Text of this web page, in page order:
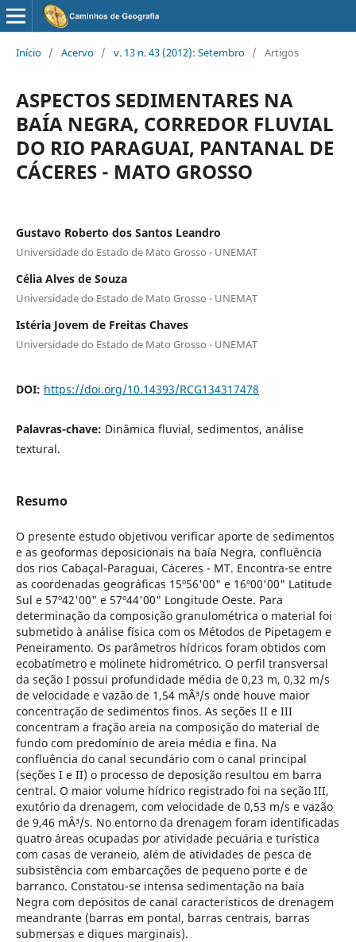
Início / Acervo / v. 13 n. 43 (2012): Setembro / Artigos
ASPECTOS SEDIMENTARES NA
BAÍA NEGRA, CORREDOR FLUVIAL
DO RIO PARAGUAI, PANTANAL DE
CÁCERES - MATO GROSSO
Gustavo Roberto dos Santos Leandro
Universidade do Estado de Mato Grosso - UNEMAT
Célia Alves de Souza
Universidade do Estado de Mato Grosso - UNEMAT
Istéria Jovem de Freitas Chaves
Universidade do Estado de Mato Grosso - UNEMAT
DOI: https://doi.org/10.14393/RCG134317478
Palavras-chave: Dinâmica fluvial, sedimentos, análise
textural.
Resumo
O presente estudo objetivou verificar aporte de sedimentos
e as geoformas deposicionais na baía Negra, confluência
dos rios Cabaçal-Paraguai, Cáceres - MT. Encontra-se entre
as coordenadas geográficas 15º56'00" e 16º00'00" Latitude
Sul e 57º42'00" e 57º44'00" Longitude Oeste. Para
determinação da composição granulométrica o material foi
submetido à análise física com os Métodos de Pipetagem e
Peneiramento. Os parâmetros hídricos foram obtidos com
ecobatímetro e molinete hidrométrico. O perfil transversal
da seção I possui profundidade média de 0,23 m, 0,32 m/s
de velocidade e vazão de 1,54 mÂ³/s onde houve maior
concentração de sedimentos finos. As seções II e III
concentram a fração areia na composição do material de
fundo com predomínio de areia média e fina. Na
confluência do canal secundário com o canal principal
(seções I e II) o processo de deposição resultou em barra
central. O maior volume hídrico registrado foi na seção III,
exutório da drenagem, com velocidade de 0,53 m/s e vazão
de 9,46 mÂ³/s. No entorno da drenagem foram identificadas
quatro áreas ocupadas por atividade pecuária e turística
com casas de veraneio, além de atividades de pesca de
subsistência com embarcações de pequeno porte e de
barranco. Constatou-se intensa sedimentação na baía
Negra com depósitos de canal característicos de drenagem
meandrante (barras em pontal, barras centrais, barras
submersas e diques marginais).